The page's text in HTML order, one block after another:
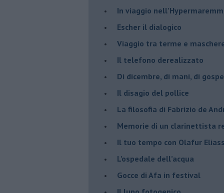
In viaggio
​Escher il dialogico
​Viaggio tra terme e
Il telefono derealizzato
​Di dicembre, di mani, di
​Il disagio del pollice
​La filosofia di Fabrizio de
Memorie di un clarinettista
​Il tuo tempo con Olafur
​L’ospedale dell’acqua
​Gocce di Afa in festival